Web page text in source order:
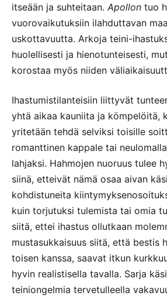
itseään ja suhteitaan. Apollon tuo
vuorovaikutuksiin ilahduttavan
uskottavuutta. Arkoja teini-
huolellisesti ja hienotunteisesti,
korostaa myös niiden
Ihastumistilanteisiin liittyvät
yhtä aikaa kauniita ja kömpelöitä,
yritetään tehdä selviksi toisille
romanttinen kappale tai
lahjaksi. Hahmojen nuoruus tulee
siinä, etteivät nämä osaa aivan
kohdistuneita
kuin torjutuksi tulemista tai omia
siitä, ettei ihastus ollutkaan
mustasukkaisuus siitä, että bestis
toisen kanssa, saavat itkun
hyvin realistisella tavalla. Sarja
teiniongelmia tervetulleella